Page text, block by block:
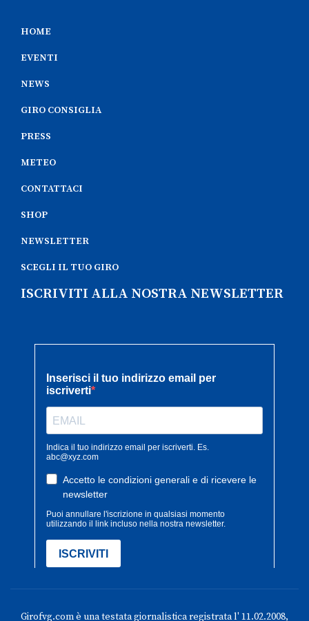
HOME
EVENTI
NEWS
GIRO CONSIGLIA
PRESS
METEO
CONTATTACI
SHOP
NEWSLETTER
SCEGLI IL TUO GIRO
ISCRIVITI ALLA NOSTRA NEWSLETTER
Girofvg.com è una testata giornalistica registrata l' 11.02.2008,